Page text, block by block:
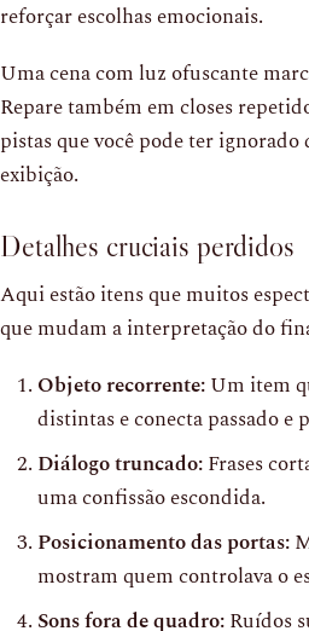
reforçar escolhas emocionais.
Uma cena com luz ofuscante
Repare também em closes
pistas que você pode ter
exibição.
Detalhes cruciais perdidos
Aqui estão itens que muitos
que mudam a interpretação do
Objeto recorrente:Um item
distintas e conecta passado e
Diálogo truncado:Frases
uma confissão escondida.
Posicionamento das portas:
mostram quem controlava o
Sons fora de quadro:Ruídos